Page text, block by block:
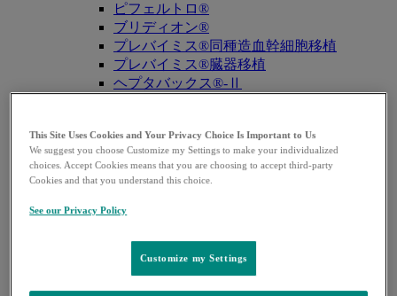
ピフェルトロ®
ブリディオン®
プレバイミス®同種造血幹細胞移植
プレバイミス®臓器移植
ヘプタバックス®-Ⅱ
リムパーザ®
レカルブリオ®
レンビマ®
領域別情報
– 泌尿器癌
This Site Uses Cookies and Your Privacy Choice Is Important to Us
We suggest you choose Customize my Settings to make your individualized
choices. Accept Cookies means that you are choosing to accept third-party
Cookies and that you understand this choice.
See our Privacy Policy
Customize my Settings